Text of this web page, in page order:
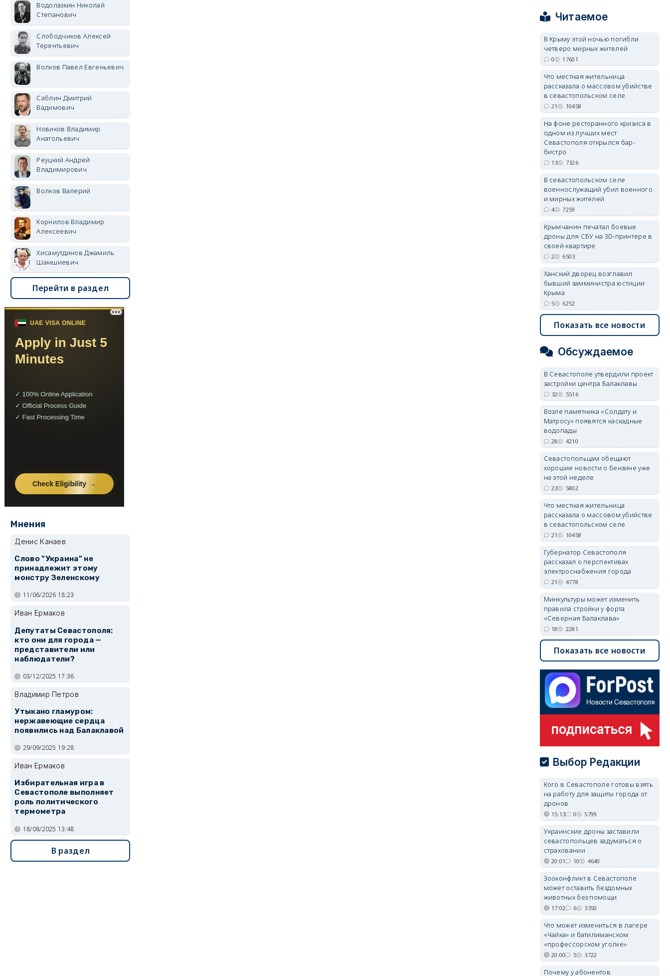
Водолазкин Николай
Степанович
Слободчиков Алексей
Терентьевич
Волков Павел Евгеньевич
Саблин Дмитрий
Вадимович
Новиков Владимир
Анатольевич
Реуцкий Андрей
Владимирович
Волков Валерий
Корнилов Владимир
Алексеевич
Хисамутдинов Джамиль
Шамшиевич
Перейти в раздел
Мнения
Денис Канаев
Слово "Украина" не
принадлежит этому
монстру Зеленскому
11/06/2026 18:23
Иван Ермаков
Депутаты Севастополя:
кто они для города —
представители или
наблюдатели?
03/12/2025 17:36
Владимир Петров
Утыкано гламуром:
нержавеющие сердца
появились над Балаклавой
29/09/2025 19:28
Иван Ермаков
Избирательная игра в
Севастополе выполняет
роль политического
термометра
18/08/2025 13:48
В раздел
erid: 2SDnjdPjgYS
erid: 2SDnjdvhGXG
Читаемое
В Крыму этой ночью погибли
четверо мирных жителей
0 17601
Что местная жительница
рассказала о массовом убийстве
в севастопольском селе
21 10458
На фоне ресторанного кризиса в
одном из лучших мест
Севастополя открылся бар-
бистро
13 7326
В севастопольском селе
военнослужащий убил военного
и мирных жителей
4 7259
Крымчанин печатал боевые
дроны для СБУ на 3D-принтере в
своей квартире
2 6503
Ханский дворец возглавил
бывший замминистра юстиции
Крыма
5 6252
Показать все новости
Обсуждаемое
В Севастополе утвердили проект
застройки центра Балаклавы
32 5516
Возле памятника «Солдату и
Матросу» появятся каскадные
водопады
28 4210
Севастопольцам обещают
хорошие новости о бензине уже
на этой неделе
23 5802
Что местная жительница
рассказала о массовом убийстве
в севастопольском селе
21 10458
Губернатор Севастополя
рассказал о перспективах
электроснабжения города
21 4778
Минкультуры может изменить
правила стройки у форта
«Северная Балаклава»
18 2281
Показать все новости
Выбор Редакции
Кого в Севастополе готовы взять
на работу для защиты города от
дронов
15:13 0 5799
Украинские дроны заставили
севастопольцев задуматься о
страховании
20:01 10 4640
Зооконфликт в Севастополе
может оставить бездомных
животных без помощи
17:02 6 3350
Что может измениться в лагере
«Чайка» и батилиманском
«профессорском уголке»
20:00 5 3722
Почему у абонентов